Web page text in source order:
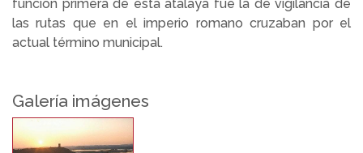
función primera de esta atalaya fue la de vigilancia de
las rutas que en el imperio romano cruzaban por el
actual término municipal.
Galería imágenes